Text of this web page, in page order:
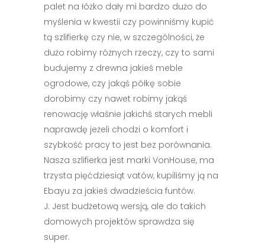
palet na łóżko dały mi bardzo dużo do
myślenia w kwestii czy powinniśmy kupić
tą szlifierkę czy nie, w szczególności, że
dużo robimy różnych rzeczy, czy to sami
budujemy z drewna jakieś meble
ogrodowe, czy jakąś półkę sobie
dorobimy czy nawet robimy jakąś
renowację właśnie jakichś starych mebli
naprawdę jeżeli chodzi o komfort i
szybkość pracy to jest bez porównania.
Nasza szlifierka jest marki VonHouse, ma
trzysta pięćdziesiąt vatów, kupiliśmy ją na
Ebayu za jakieś dwadzieścia funtów.
J: Jest budżetową wersją, ale do takich
domowych projektów sprawdza się
super.